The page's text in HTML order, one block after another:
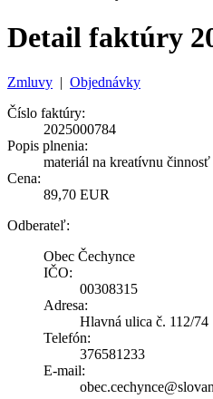
Detail faktúry
Zmluvy | Objednávky
Číslo faktúry:
2025000784
Popis plnenia:
materiál na kreatívnu
Cena:
89,70 EUR
Odberateľ:
Obec Čechynce
IČO:
00308315
Adresa:
Hlavná ulica č. 112/74
Telefón:
376581233
E-mail: